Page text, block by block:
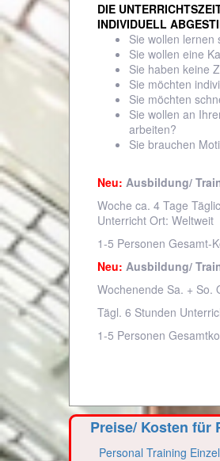
DIE
INDIVIDUELL
Sie wollen lernen
Sie wollen eine
Sie haben keine
Sie möchten
Sie möchten
Sie wollen an
arbeiten?
Sie brauchen
Neu: Ausbildung/
Woche ca. 4 Tage
Unterricht Ort: Weltweit
1-5 Personen Gesamt-
Neu: Ausbildung/
Wochenende Sa. + So.
Tägl. 6 Stunden
1-5 Personen
Preise/ Kosten für
Personal Training